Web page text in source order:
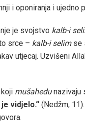
i oponiranja i ujedno
je svojstvo kalb-i
srce – kalb-i selim se
utjecaj. Uzvišeni
mušahedunazivaju
vidjelo.“ (Nedžm,